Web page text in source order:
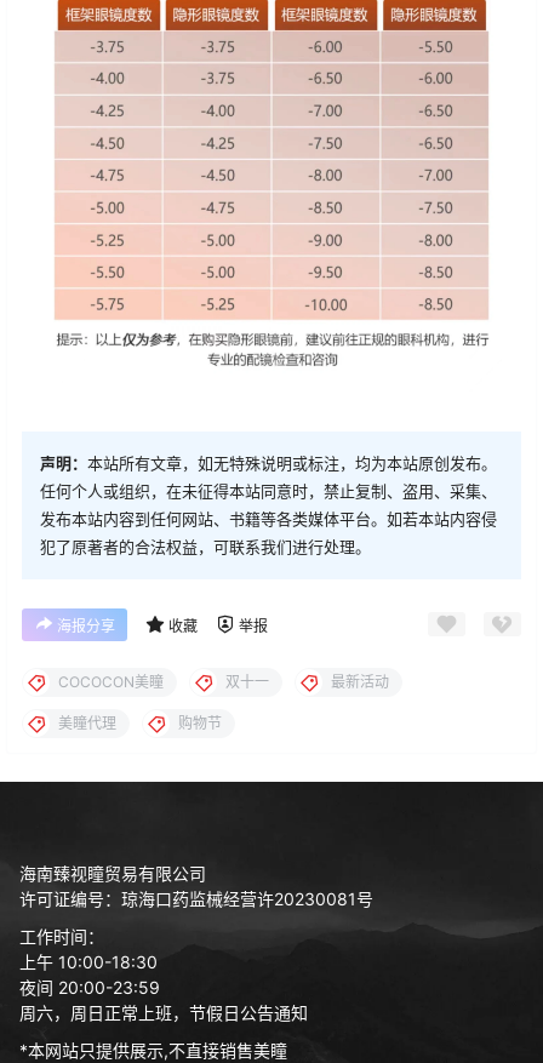
声明： 本站所有文章，如无特殊说明或标注，均为本站原创发布。
任何个人或组织，在未征得本站同意时，禁止复制、盗用、采集、
发布本站内容到任何网站、书籍等各类媒体平台。如若本站内容侵
犯了原著者的合法权益，可联系我们进行处理。
海报分享 收藏 举报
COCOCON美瞳 双十一 最新活动
美瞳代理 购物节
海南臻视瞳贸易有限公司
许可证编号：琼海口药监械经营许20230081号
工作时间：
上午 10:00-18:30
夜间 20:00-23:59
周六，周日正常上班，节假日公告通知
*本网站只提供展示,不直接销售美瞳